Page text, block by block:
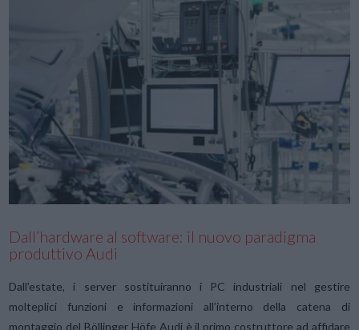
VIEW POST
Dall’hardware al software: il nuovo paradigma
produttivo Audi
Dall’estate, i server sostituiranno i PC industriali nel gestire
molteplici funzioni e informazioni all’interno della catena di
montaggio del Böllinger Höfe Audi è il primo costruttore ad affidare